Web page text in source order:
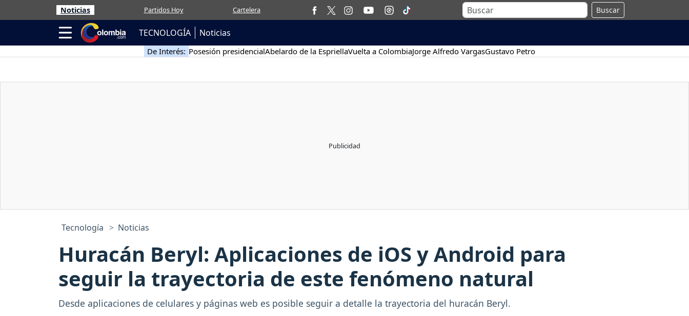
Noticias Partidos Hoy Cartelera Buscar
TECNOLOGÍA Noticias
De Interés: Posesión presidencialAbelardo de la EspriellaVuelta a ColombiaJorge Alfredo VargasGustavo Petro
Tecnología Noticias
Huracán Beryl: Aplicaciones de iOS y Android para
seguir la trayectoria de este fenómeno natural
Desde aplicaciones de celulares y páginas web es posible seguir a detalle la trayectoria del huracán Beryl.